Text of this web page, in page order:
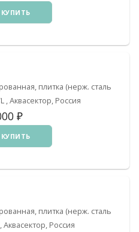
КУПИТЬ
плитка (нерж. сталь
, Аквасектор, Россия
₽
КУПИТЬ
плитка (нерж. сталь
Аквасектор, Россия